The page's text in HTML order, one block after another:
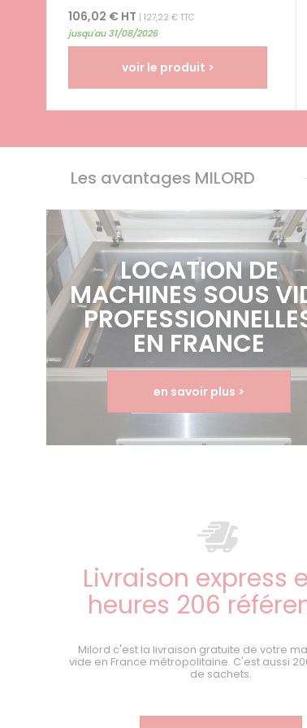
106,02 € HT | 127,22 € TTC
jusqu'au 31/08/2026
voir le produit >
Les avantages MILORD
LOCATION DE
MACHINES SOUS
EN FRANCE
en savoir plus >
Livraison express
heures 206
Milord c'est la livraison gratuite de votre
vide en France métropolitaine. C'est aussi
de sachets.